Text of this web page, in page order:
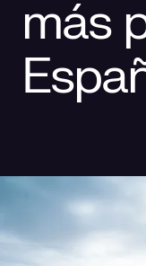
Responsabilidad social
Comercialización
Casos de éxito
Media
más